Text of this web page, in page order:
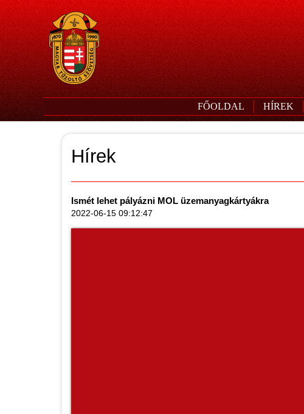
FŐOLDAL HÍREK
Hírek
Ismét lehet pályázni MOL üzemanyagkártyákra
2022-06-15 09:12:47